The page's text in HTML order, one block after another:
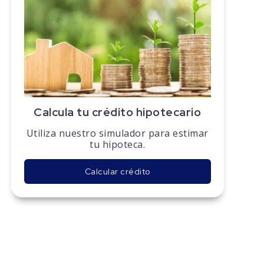
Calcula tu crédito hipotecario
Utiliza nuestro simulador para estimar
tu hipoteca.
Calcular crédito